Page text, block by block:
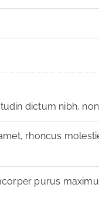
dictum nibh,
rhoncus
purus